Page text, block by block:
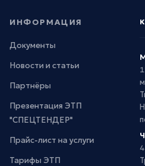
ИНФОРМАЦИЯ
Документы
Новости и статьи
Партнёры
Презентация ЭТП
"СПЕЦТЕНДЕР"
Прайс-лист на услуги
Тарифы ЭТП